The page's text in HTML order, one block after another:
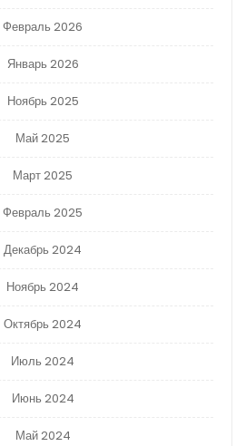
Февраль 2026
Январь 2026
Ноябрь 2025
Май 2025
Март 2025
Февраль 2025
Декабрь 2024
Ноябрь 2024
Октябрь 2024
Июль 2024
Июнь 2024
Май 2024